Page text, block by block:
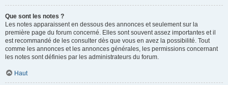
Que sont les notes ?
Les notes apparaissent en dessous des annonces et seulement sur la
première page du forum concerné. Elles sont souvent assez importantes et il
est recommandé de les consulter dès que vous en avez la possibilité. Tout
comme les annonces et les annonces générales, les permissions concernant
les notes sont définies par les administrateurs du forum.
Haut